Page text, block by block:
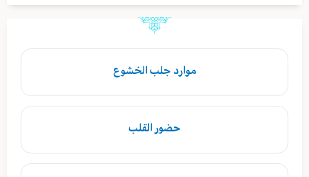
موارد جلب الخشوع
حضور القلب